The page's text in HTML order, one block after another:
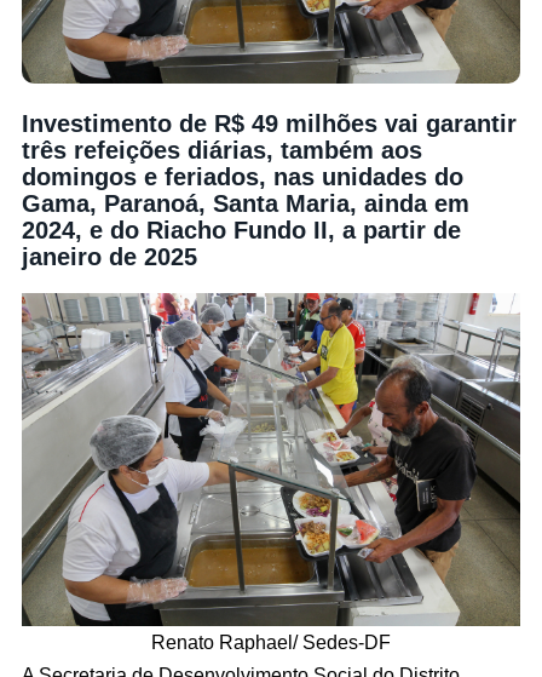
Investimento de R$ 49 milhões vai garantir
três refeições diárias, também aos
domingos e feriados, nas unidades do
Gama, Paranoá, Santa Maria, ainda em
2024, e do Riacho Fundo II, a partir de
janeiro de 2025
Renato Raphael/ Sedes-DF